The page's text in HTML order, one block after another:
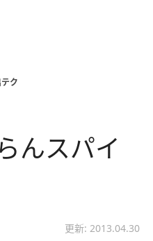
ク
んスパイ
更新: 2013.04.30